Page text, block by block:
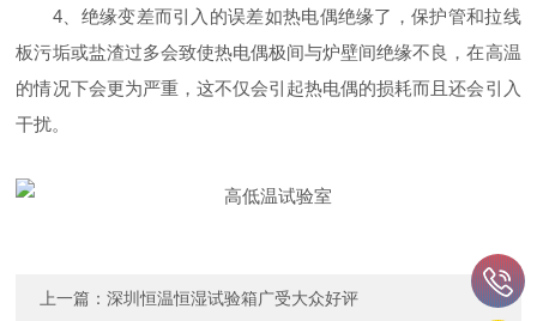
4、绝缘变差而引入的误差如热电偶绝缘了，保护管和拉线
板污垢或盐渣过多会致使热电偶极间与炉壁间绝缘不良，在高温
的情况下会更为严重，这不仅会引起热电偶的损耗而且还会引入
干扰。
上一篇：深圳恒温恒湿试验箱广受大众好评